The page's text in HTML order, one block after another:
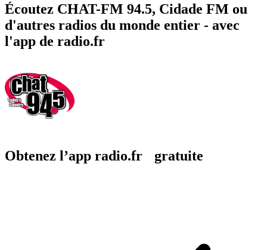
Écoutez CHAT-FM 94.5, Cidade FM ou
d'autres radios du monde entier - avec
l'app de radio.fr
Obtenez l’app radio.fr gratuite